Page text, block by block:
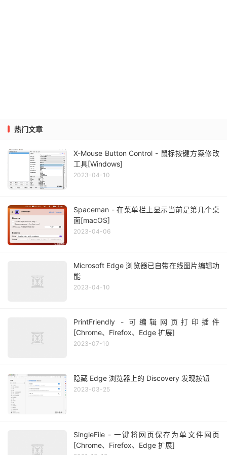
热门文章
X-Mouse Button Control - 鼠标按键方案修改
工具[Windows]
2023-04-10
Spaceman - 在菜单栏上显示当前是第几个桌
面[macOS]
2023-04-06
Microsoft Edge 浏览器已自带在线图片编辑功
能
2023-04-10
PrintFriendly - 可编辑网页打印插件
[Chrome、Firefox、Edge 扩展]
2023-07-10
隐藏 Edge 浏览器上的 Discovery 发现按钮
2023-03-25
SingleFile - 一键将网页保存为单文件网页
[Chrome、Firefox、Edge 扩展]